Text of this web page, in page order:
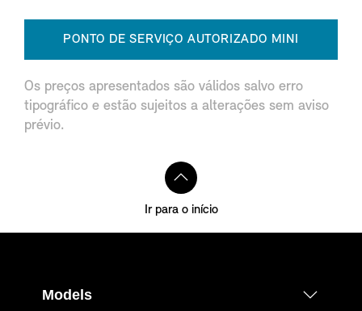
PONTO DE SERVIÇO AUTORIZADO MINI
Os preços apresentados são válidos salvo erro
tipográfico e estão sujeitos a alterações sem aviso
prévio.
Ir para o início
Models